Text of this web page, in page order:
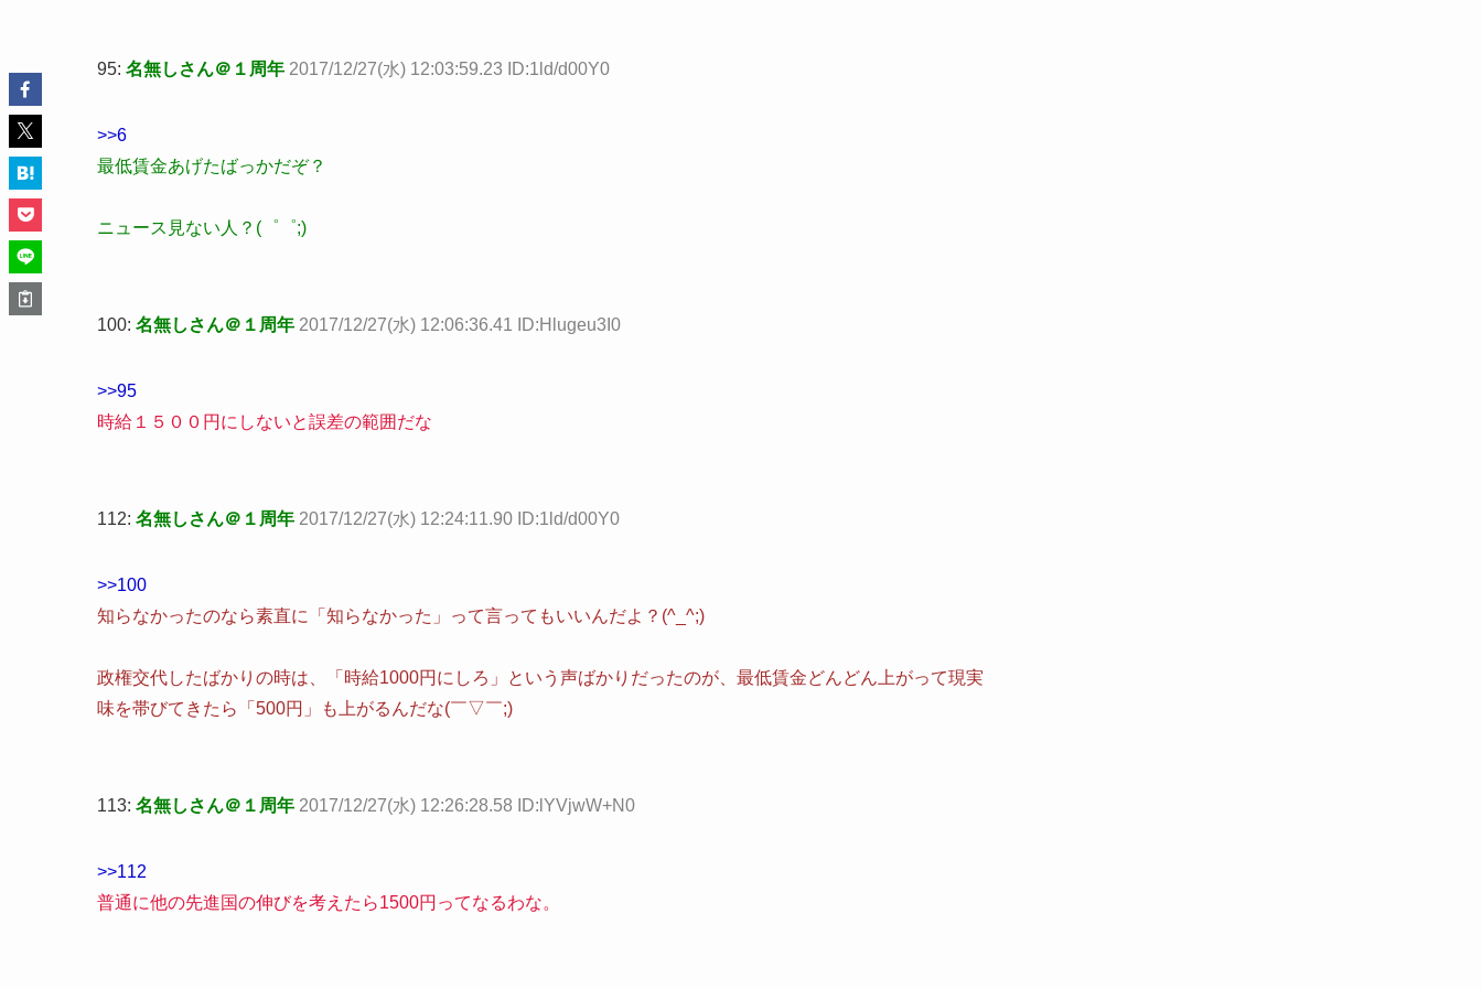
95: 名無しさん＠１周年 2017/12/27(水) 12:03:59.23 ID:1ld/d00Y0
>>6
最低賃金あげたばっかだぞ？
ニュース見ない人？(゜゜;)
100: 名無しさん＠１周年 2017/12/27(水) 12:06:36.41 ID:Hlugeu3I0
>>95
時給１５００円にしないと誤差の範囲だな
112: 名無しさん＠１周年 2017/12/27(水) 12:24:11.90 ID:1ld/d00Y0
>>100
知らなかったのなら素直に「知らなかった」って言ってもいいんだよ？(^_^;)
政権交代したばかりの時は、「時給1000円にしろ」という声ばかりだったのが、最低賃金どんどん上がって現実
味を帯びてきたら「500円」も上がるんだな(￣▽￣;)
113: 名無しさん＠１周年 2017/12/27(水) 12:26:28.58 ID:lYVjwW+N0
>>112
普通に他の先進国の伸びを考えたら1500円ってなるわな。